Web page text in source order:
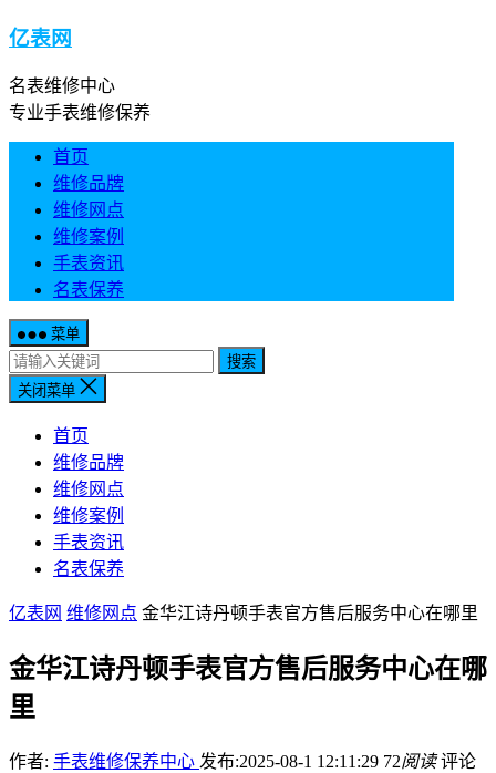
亿表网
名表维修中心
专业手表维修保养
首页
维修品牌
维修网点
维修案例
手表资讯
名表保养
菜单
搜索
关闭菜单
首页
维修品牌
维修网点
维修案例
手表资讯
名表保养
亿表网 维修网点 金华江诗丹顿手表官方售后服务中心在哪里
金华江诗丹顿手表官方售后服务中心在哪
里
作者: 手表维修保养中心 发布:2025-08-1 12:11:29 72阅读 评论